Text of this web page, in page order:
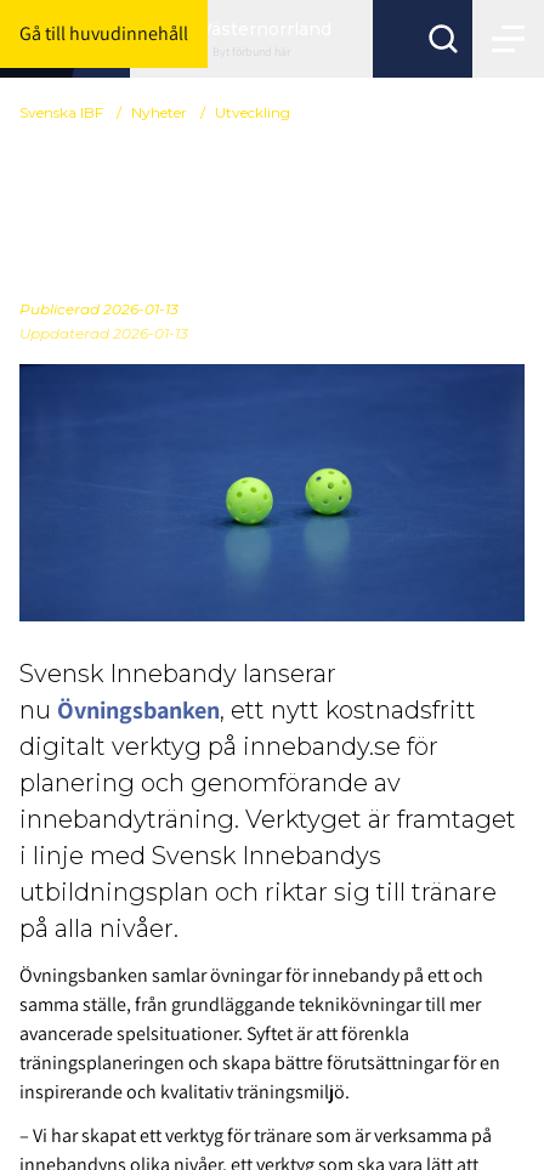
Gå till huvudinnehåll
Byt förbund här
Svenska IBF / Nyheter / Utveckling
Publicerad 2026-01-13
Uppdaterad 2026-01-13
Svensk Innebandy lanserar
nu Övningsbanken, ett nytt kostnadsfritt
digitalt verktyg på innebandy.se för
planering och genomförande av
innebandyträning. Verktyget är framtaget
i linje med Svensk Innebandys
utbildningsplan och riktar sig till tränare
på alla nivåer.
Övningsbanken samlar övningar för innebandy på ett och
samma ställe, från grundläggande teknikövningar till mer
avancerade spelsituationer. Syftet är att förenkla
träningsplaneringen och skapa bättre förutsättningar för en
inspirerande och kvalitativ träningsmiljö.
– Vi har skapat ett verktyg för tränare som är verksamma på